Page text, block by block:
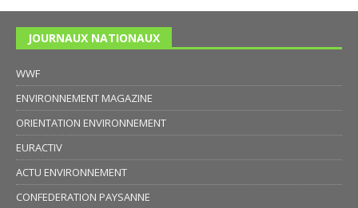
JOURNAUX NATIONAUX
WWF
ENVIRONNEMENT MAGAZINE
ORIENTATION ENVIRONNEMENT
EURACTIV
ACTU ENVIRONNEMENT
CONFEDERATION PAYSANNE